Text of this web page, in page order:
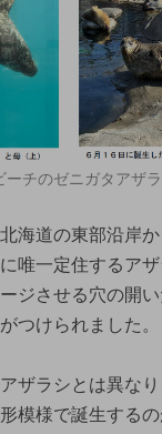
ーチのゼニガタアザ
海道の東部沿岸
唯一定住するア
ジさせる穴の開
つけられました。
ザラシとは異な
模様で誕生する